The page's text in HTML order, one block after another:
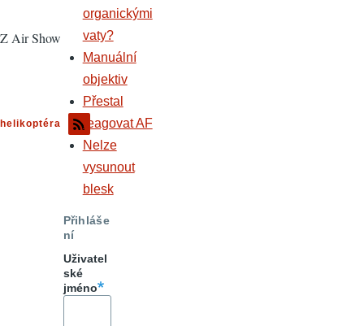
Z Air Show
helikoptéra
organickými
vaty?
Manuální
objektiv
Přestal
reagovat AF
Nelze
vysunout
blesk
Přihláše
ní
Uživatel
ské
jméno